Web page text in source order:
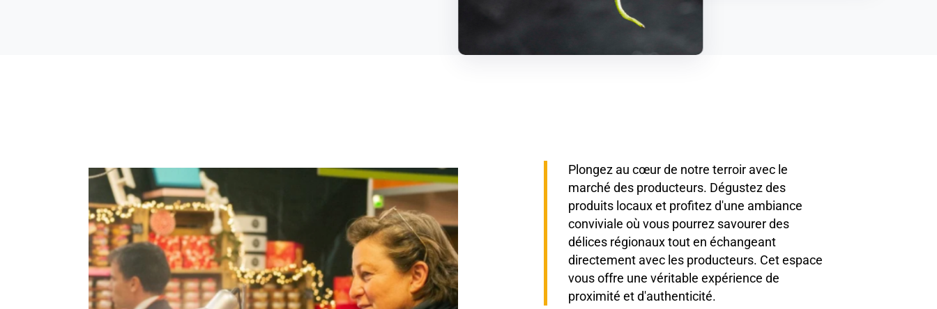
Plongez au cœur de notre terroir avec le
marché des producteurs. Dégustez des
produits locaux et profitez d'une ambiance
conviviale où vous pourrez savourer des
délices régionaux tout en échangeant
directement avec les producteurs. Cet espace
vous offre une véritable expérience de
proximité et d'authenticité.